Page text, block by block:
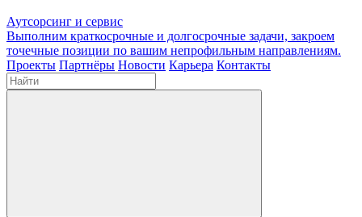
Аутсорсинг и сервис
Выполним краткосрочные и долгосрочные задачи, закроем
точечные позиции по вашим непрофильным направлениям.
Проекты Партнёры Новости Карьера Контакты